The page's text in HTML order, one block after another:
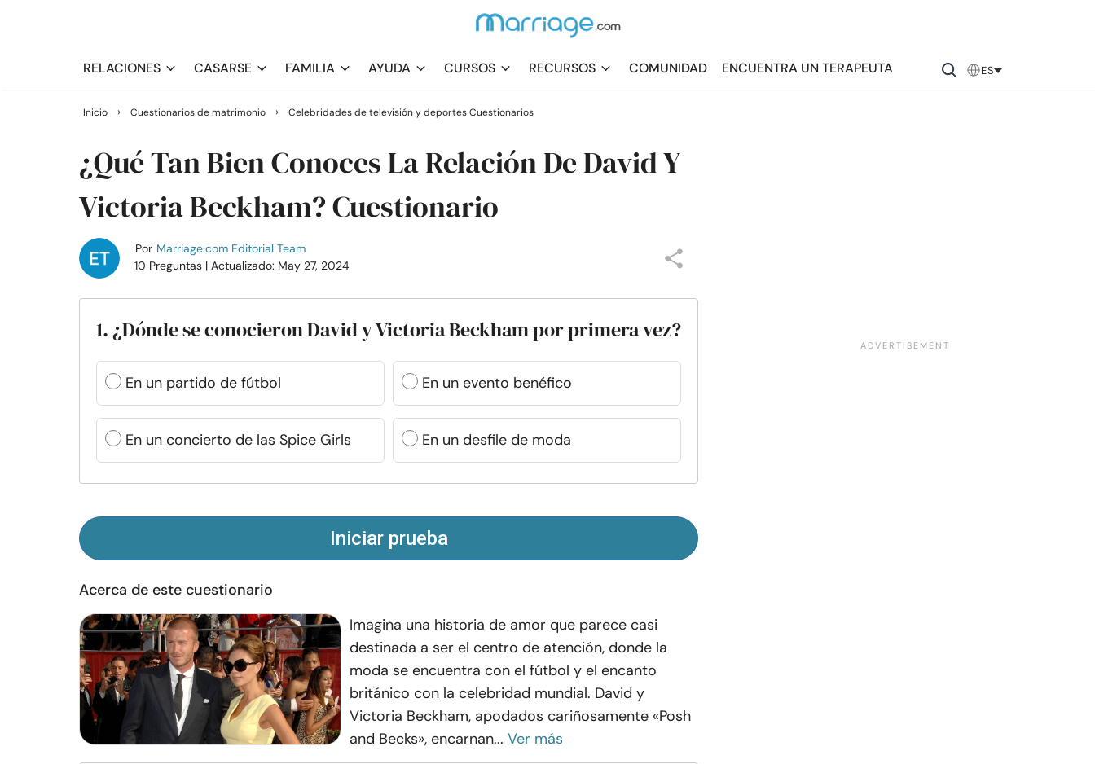
RELACIONES CASARSE FAMILIA AYUDA CURSOS RECURSOS COMUNIDAD ENCUENTRA UN TERAPEUTA ES
Inicio › Cuestionarios de matrimonio › Celebridades de televisión y deportes Cuestionarios
¿Qué Tan Bien Conoces La Relación De David Y
Victoria Beckham? Cuestionario
Por Marriage.com Editorial Team
10 Preguntas | Actualizado: May 27, 2024
1. ¿Dónde se conocieron David y Victoria Beckham por primera vez?
En un partido de fútbol En un evento benéfico
En un concierto de las Spice Girls En un desfile de moda
Iniciar prueba
Acerca de este cuestionario
Imagina una historia de amor que parece casi
destinada a ser el centro de atención, donde la
moda se encuentra con el fútbol y el encanto
británico con la celebridad mundial. David y
Victoria Beckham, apodados cariñosamente «Posh
and Becks», encarnan... Ver más